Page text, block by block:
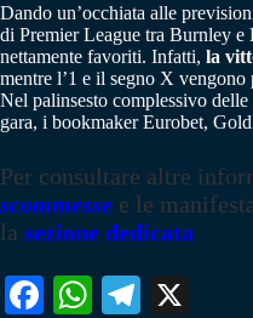
Dando un’occhiata alle
di Premier League tra Burnley
nettamente favoriti. Infatti, la
mentre l’1 e il segno X
Nel palinsesto complessivo delle
gara, i bookmaker Eurobet,
Per consultare altre
scommesse e le
la sezione dedicata
Fa W
Te